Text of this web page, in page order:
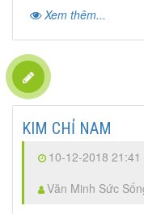
Xem thêm...
KIM CHỈ NAM
10-12-2018 21:41
Văn Minh Sức